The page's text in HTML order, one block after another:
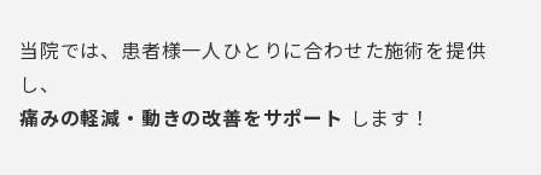
当院では、患者様一人ひとりに合わせた施術を提供
し、
痛みの軽減・動きの改善をサポート します！